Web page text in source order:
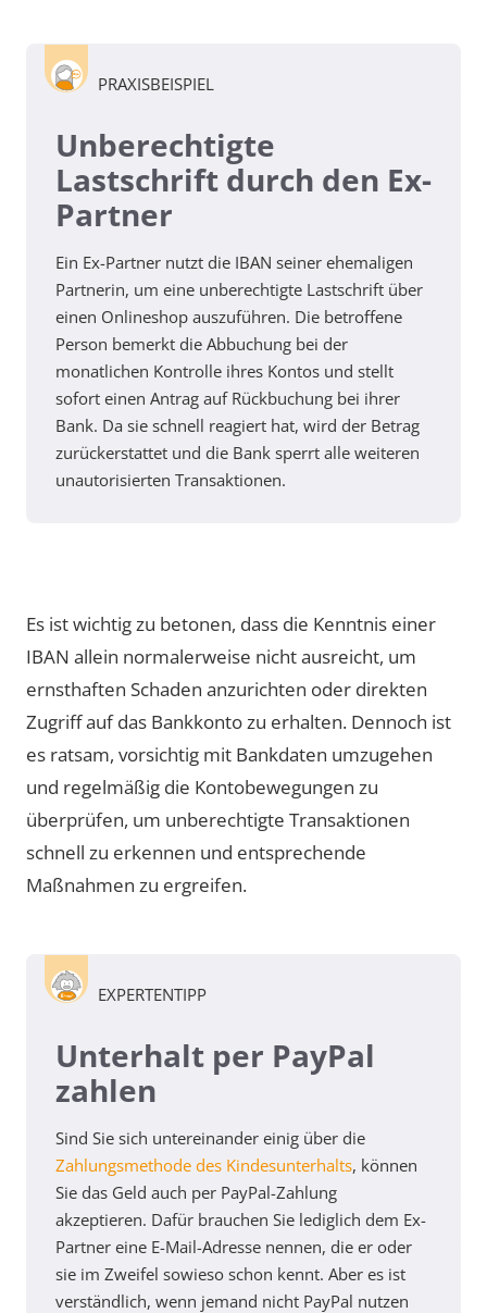
PRAXISBEISPIEL
Unberechtigte
Lastschrift durch den Ex-
Partner
Ein Ex-Partner nutzt die IBAN seiner ehemaligen
Partnerin, um eine unberechtigte Lastschrift über
einen Onlineshop auszuführen. Die betroffene
Person bemerkt die Abbuchung bei der
monatlichen Kontrolle ihres Kontos und stellt
sofort einen Antrag auf Rückbuchung bei ihrer
Bank. Da sie schnell reagiert hat, wird der Betrag
zurückerstattet und die Bank sperrt alle weiteren
unautorisierten Transaktionen.
Es ist wichtig zu betonen, dass die Kenntnis einer
IBAN allein normalerweise nicht ausreicht, um
ernsthaften Schaden anzurichten oder direkten
Zugriff auf das Bankkonto zu erhalten. Dennoch ist
es ratsam, vorsichtig mit Bankdaten umzugehen
und regelmäßig die Kontobewegungen zu
überprüfen, um unberechtigte Transaktionen
schnell zu erkennen und entsprechende
Maßnahmen zu ergreifen.
EXPERTENTIPP
Unterhalt per PayPal
zahlen
Sind Sie sich untereinander einig über die
Zahlungsmethode des Kindesunterhalts, können
Sie das Geld auch per PayPal-Zahlung
akzeptieren. Dafür brauchen Sie lediglich dem Ex-
Partner eine E-Mail-Adresse nennen, die er oder
sie im Zweifel sowieso schon kennt. Aber es ist
verständlich, wenn jemand nicht PayPal nutzen